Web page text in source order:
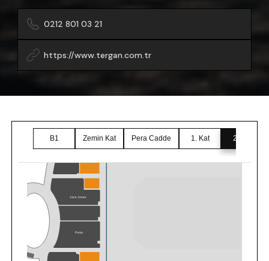
0212 801 03 21
https://www.tergan.com.tr